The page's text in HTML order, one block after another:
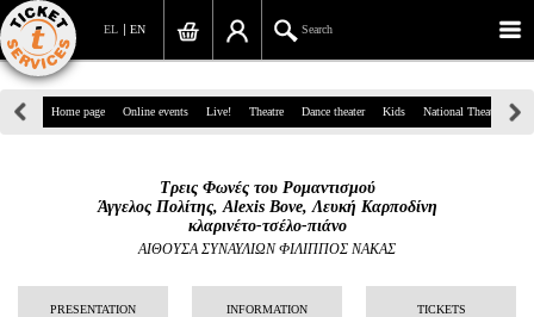
EN
EL Search
39, Panepistimiou Str, Athens
info@ticketservices.gr
Search
Home page Online events Live! Theatre Dance theater Kids National Theatre
Τρεις Φωνές του Ρομαντισμού
Άγγελος Πολίτης, Alexis Bove, Λευκή Καρποδίνη
κλαρινέτο-τσέλο-πιάνο
ΑΙΘΟΥΣΑ ΣΥΝΑΥΛΙΩΝ ΦΙΛΙΠΠΟΣ ΝΑΚΑΣ
PRESENTATION INFORMATION TICKETS